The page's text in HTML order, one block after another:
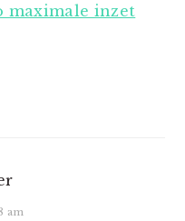
maximale inzet
am